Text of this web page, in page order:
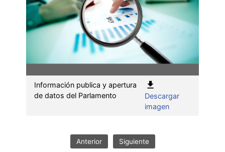
Información publica y apertura
de datos del Parlamento
Descargar
imagen:
Anterior Siguiente